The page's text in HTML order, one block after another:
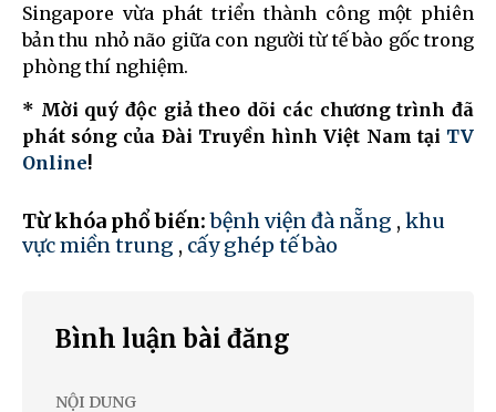
Singapore vừa phát triển thành công một phiên
bản thu nhỏ não giữa con người từ tế bào gốc trong
phòng thí nghiệm.
* Mời quý độc giả theo dõi các chương trình đã
phát sóng của Đài Truyền hình Việt Nam tại TV
Online!
Từ khóa phổ biến:bệnh viện đà nẵng , khu
vực miền trung , cấy ghép tế bào
Bình luận bài đăng